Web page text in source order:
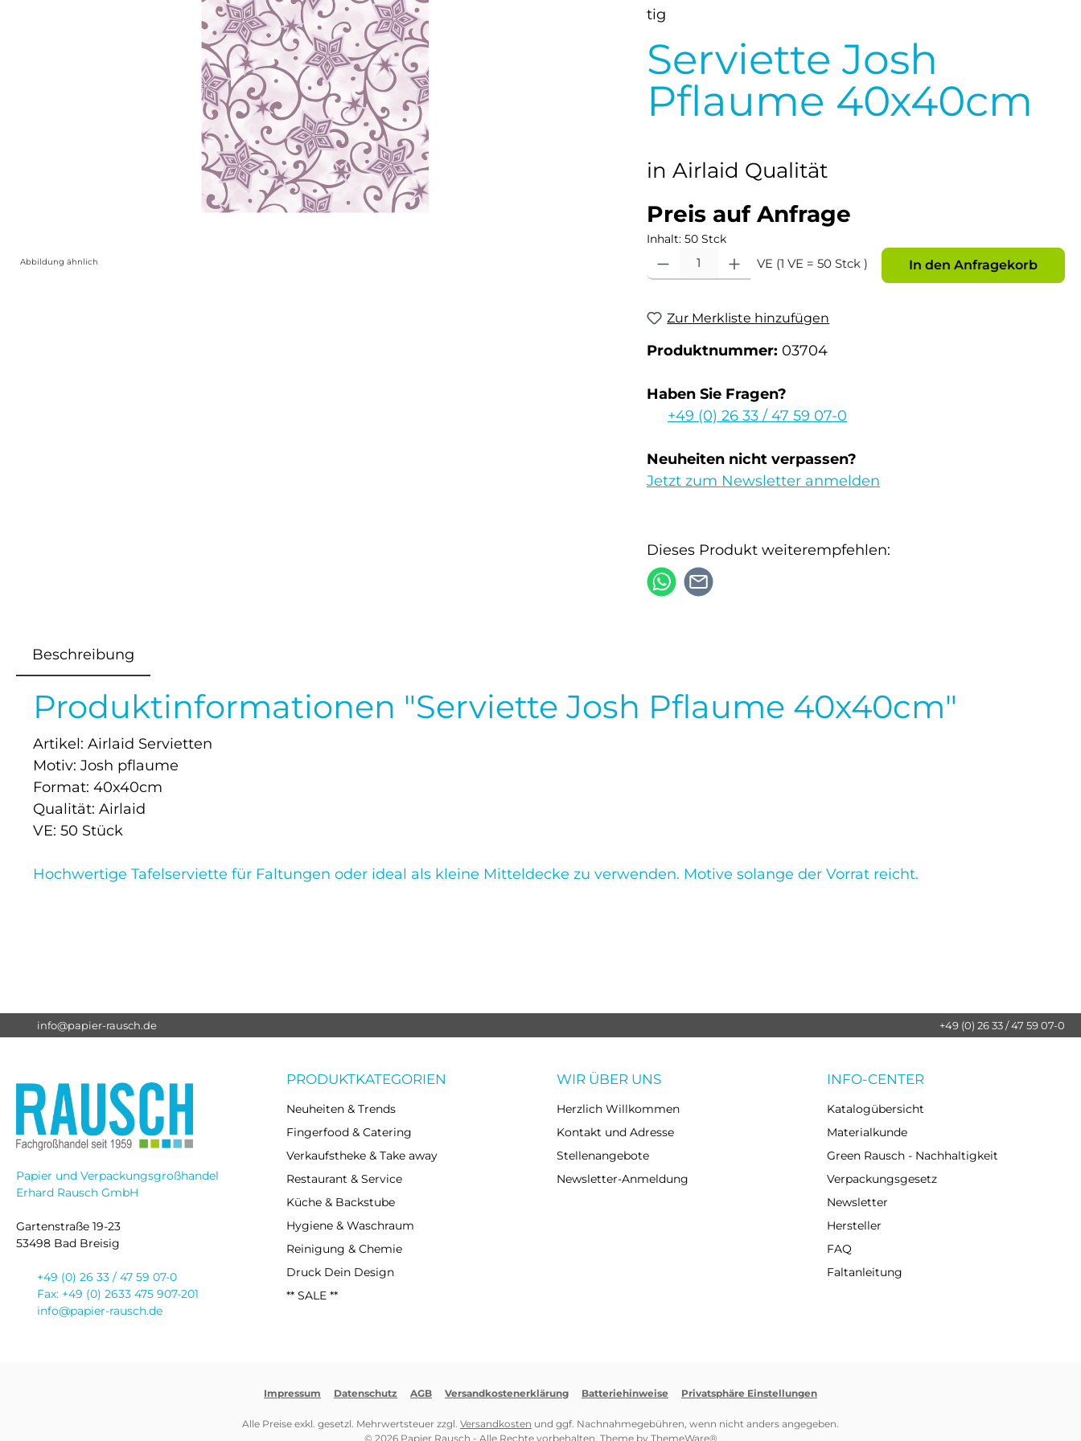
Abbildung ähnlich
Serviette Josh
Pflaume 40x40cm
in Airlaid Qualität
Preis auf Anfrage
Inhalt: 50 Stck
Produkt Anzahl: Gib den gewünschten Wert ein oder benutze die Schaltflächen um die
VE (1 VE = 50 Stck ) In den Anfragekorb
Zur Merkliste hinzufügen
Produktnummer: 03704
Haben Sie Fragen?
+49 (0) 26 33 / 47 59 07-0
Neuheiten nicht verpassen?
Jetzt zum Newsletter anmelden
Dieses Produkt weiterempfehlen:
Beschreibung
Produktinformationen "Serviette Josh Pflaume 40x40cm"
Artikel: Airlaid Servietten
Motiv: Josh pflaume
Format: 40x40cm
Qualität: Airlaid
VE: 50 Stück
Hochwertige Tafelserviette für Faltungen oder ideal als kleine Mitteldecke zu verwenden. Motive solange der Vorrat reicht.
info@papier-rausch.de +49 (0) 26 33 / 47 59 07-0
Papier und Verpackungsgroßhandel
Erhard Rausch GmbH
Gartenstraße 19-23
53498 Bad Breisig
+49 (0) 26 33 / 47 59 07-0
Fax: +49 (0) 2633 475 907-201
info@papier-rausch.de
PRODUKTKATEGORIEN
Neuheiten & Trends
Fingerfood & Catering
Verkaufstheke & Take away
Restaurant & Service
Küche & Backstube
Hygiene & Waschraum
Reinigung & Chemie
Druck Dein Design
** SALE **
WIR ÜBER UNS
Herzlich Willkommen
Kontakt und Adresse
Stellenangebote
Newsletter-Anmeldung
INFO-CENTER
Katalogübersicht
Materialkunde
Green Rausch - Nachhaltigkeit
Verpackungsgesetz
Newsletter
Hersteller
FAQ
Faltanleitung
Impressum Datenschutz AGB Versandkostenerklärung Batteriehinweise Privatsphäre Einstellungen
Alle Preise exkl. gesetzl. Mehrwertsteuer zzgl. Versandkosten und ggf. Nachnahmegebühren, wenn nicht anders angegeben.
© 2026 Papier Rausch - Alle Rechte vorbehalten. Theme by ThemeWare®